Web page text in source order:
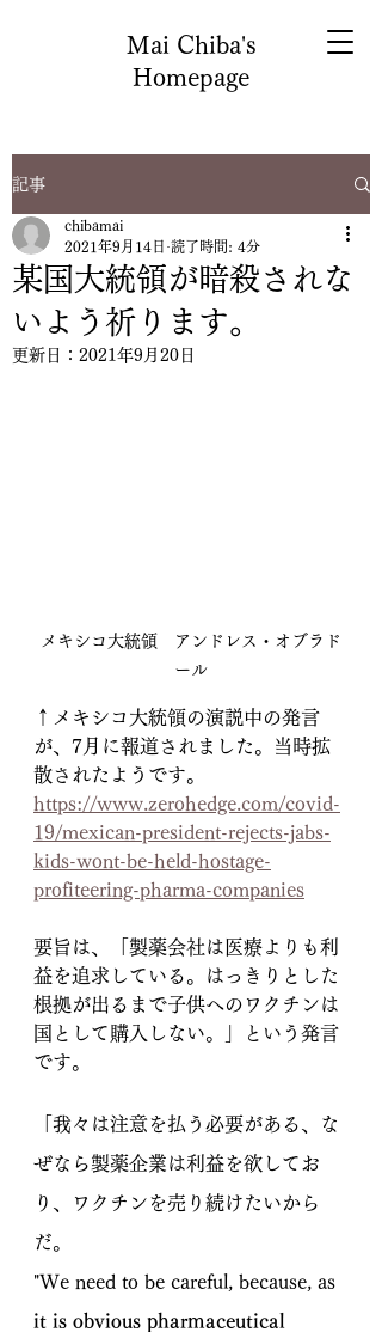
Mai Chiba's
Homepage
記事
某国大統領が暗殺されな
いよう祈ります。
chibamai
2021年9月14日 読了時間: 4分
更新日： 2021年9月20日
メキシコ大統領　アンドレス・オブラド
ール
↑メキシコ大統領の演説中の発言
が、7月に報道されました。当時拡
散されたようです。
https://www.zerohedge.com/covid-
19/mexican-president-rejects-jabs-
kids-wont-be-held-hostage-
profiteering-pharma-companies
要旨は、「製薬会社は医療よりも利
益を追求している。はっきりとした
根拠が出るまで子供へのワクチンは
国として購入しない。」という発言
です。
「我々は注意を払う必要がある、な
ぜなら製薬企業は利益を欲してお
り、ワクチンを売り続けたいから
だ。
"We need to be careful, because, as
it is obvious pharmaceutical